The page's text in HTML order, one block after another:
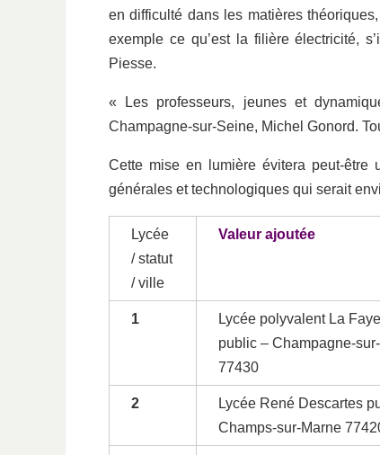
en difficulté dans les matières
exemple ce qu’est la filière électricité,
Piesse.
« Les professeurs, jeunes et
Champagne-sur-Seine, Michel Gonord.
Cette mise en lumière évitera peut-
générales et technologiques qui serait
Lycée
/ statut
/ ville
Valeur ajoutée
1
Lycée polyvalent La
public – Champagne-
77430
2
Lycée René Descartes
Champs-sur-Marne